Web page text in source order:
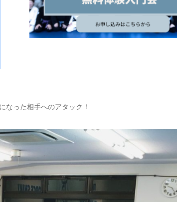
なった相手へのアタック！